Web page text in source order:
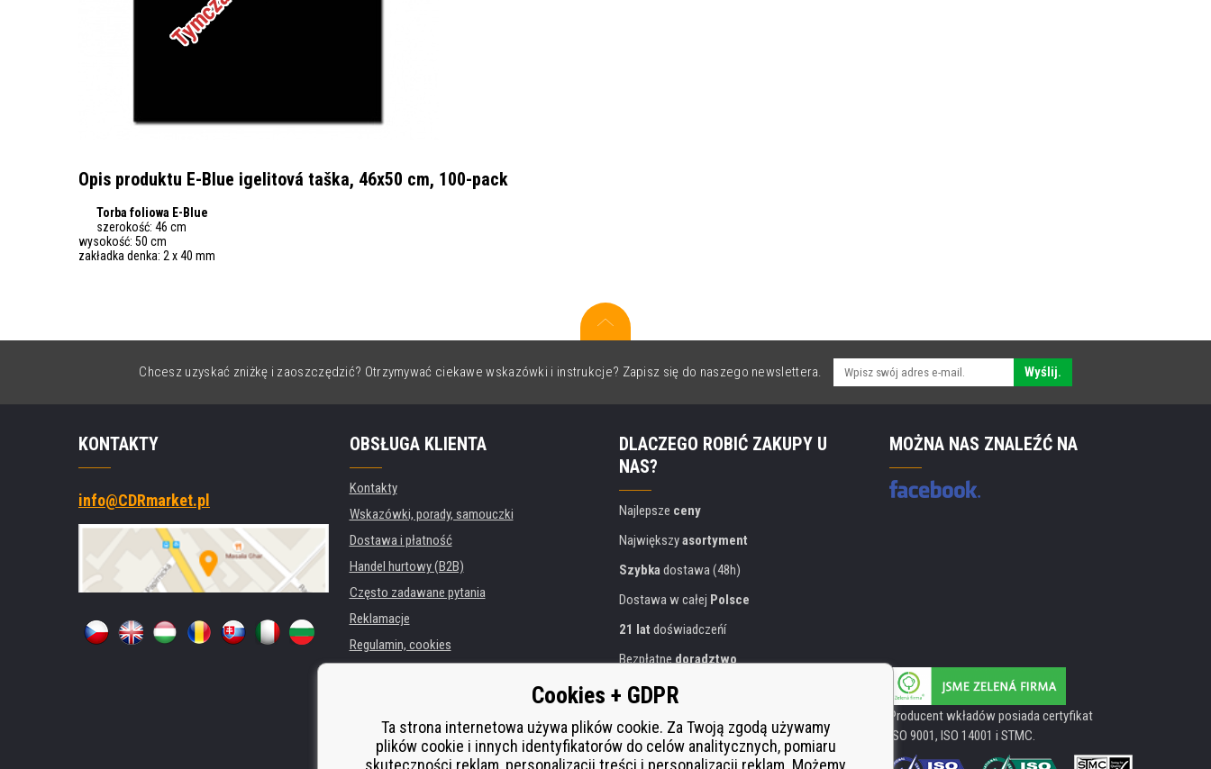
Opis produktu E-Blue igelitová taška, 46x50 cm, 100-pack
Torba foliowa E-Blue
szerokość: 46 cm
wysokość: 50 cm
zakładka denka: 2 x 40 mm
Chcesz uzyskać zniżkę i zaoszczędzić? Otrzymywać ciekawe wskazówki i instrukcje? Zapisz się do naszego newslettera. Wyślij.
KONTAKTY
info@CDRmarket.pl
OBSŁUGA KLIENTA
Kontakty
Wskazówki, porady, samouczki
Dostawa i płatność
Handel hurtowy (B2B)
Często zadawane pytania
Reklamacje
Regulamin, cookies
Wynajem drukarek
Wydajność zastępcza
DLACZEGO ROBIĆ ZAKUPY U
NAS?
Najlepsze ceny
Największyasortyment
Szybkadostawa (48h)
Dostawa w całej Polsce
21 lat doświadczeńí
Bezpłatnedoradztwo
Przyjazne podejście
Złoty certyfikat
Heureka
Bezpiecznepłatności online
MOŻNA NAS ZNALEŹĆ NA
Producent wkładów posiada certyfikat
ISO 9001, ISO 14001 i STMC.
Cookies + GDPR
Ta strona internetowa używa plików cookie. Za Twoją zgodą używamy
plików cookie i innych identyfikatorów do celów analitycznych, pomiaru
skuteczności reklam, personalizacji treści i personalizacji reklam. Możemy